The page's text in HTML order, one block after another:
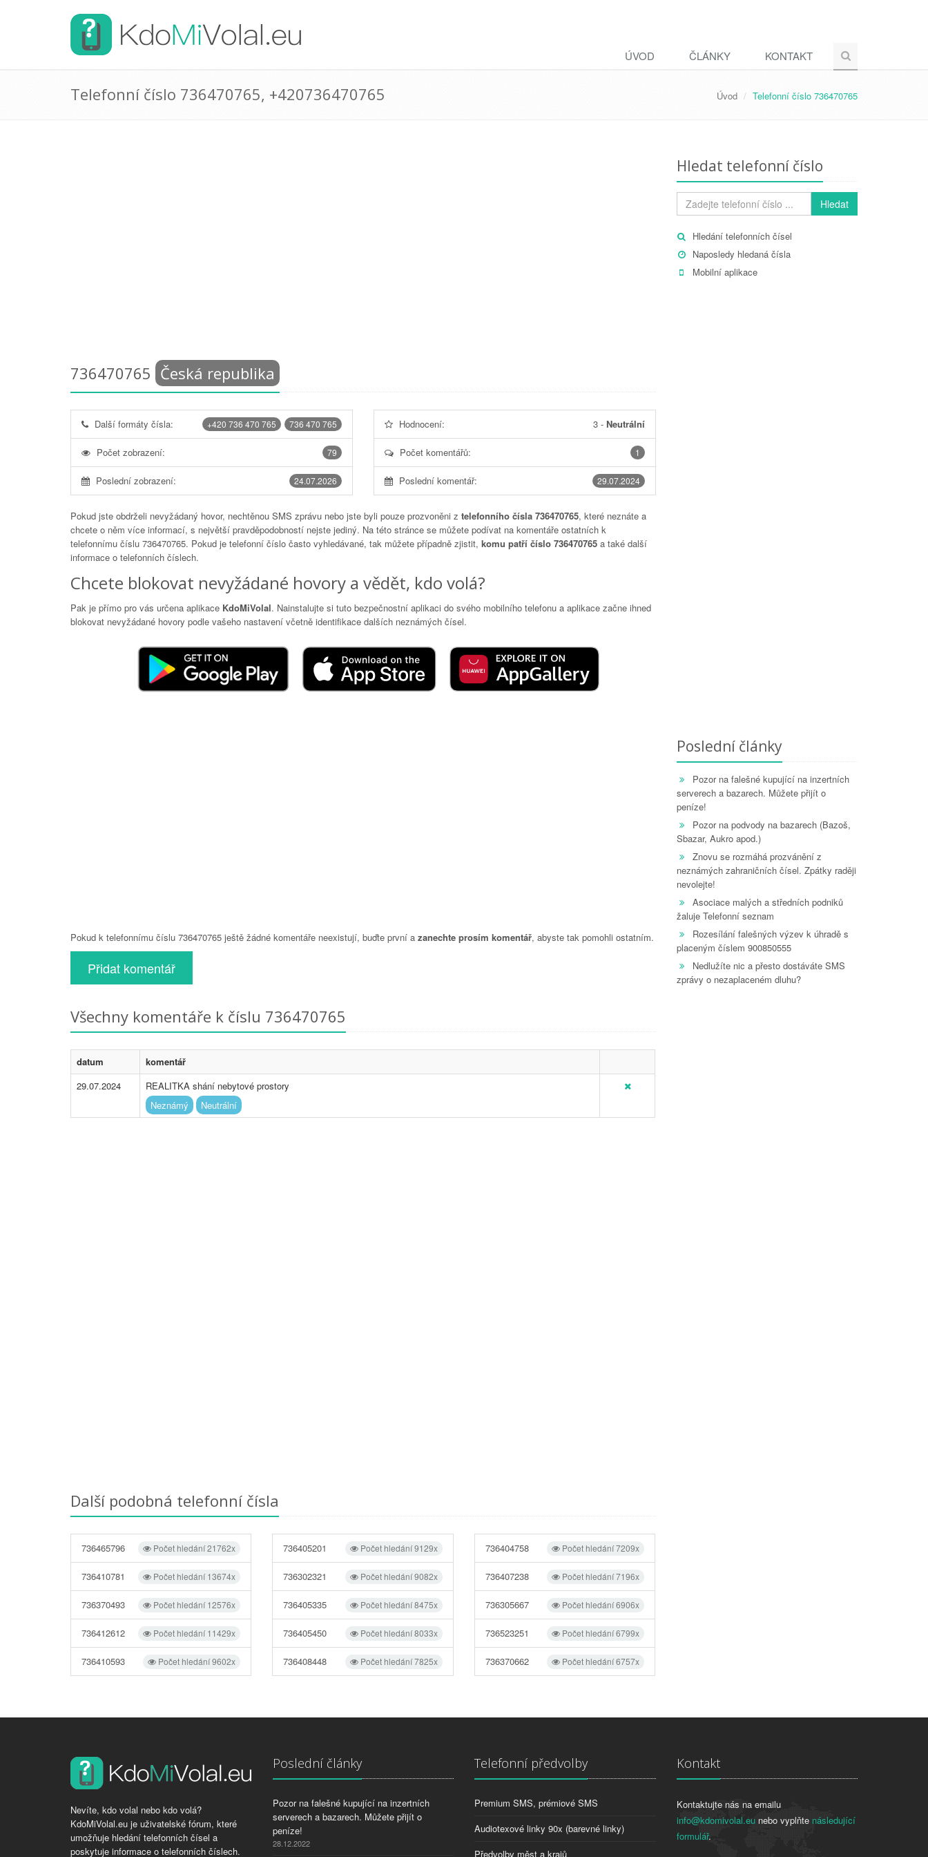
ÚVOD ČLÁNKY KONTAKT
Telefonní číslo 736470765, +420736470765 Úvod Telefonní číslo 736470765
736470765 Česká republika
736 470 765
+420 736 470 765
Další formáty čísla:
79
Počet zobrazení:
24.07.2026
Poslední zobrazení:
Hodnocení: 3- Neutrální
1
Počet komentářů:
29.07.2024
Poslední komentář:
Pokud jste obdrželi nevyžádaný hovor, nechtěnou SMS zprávu nebo jste byli pouze prozvoněni z telefonního čísla 736470765, které neznáte a
chcete o něm více informací, s největší pravděpodobností nejste jediný. Na této stránce se můžete podívat na komentáře ostatních k
telefonnímu číslu 736470765. Pokud je telefonní číslo často vyhledávané, tak můžete případně zjistit, komu patří číslo 736470765 a také další
informace o telefonních číslech.
Chcete blokovat nevyžádané hovory a vědět, kdo volá?
Pak je přímo pro vás určena aplikace KdoMiVolal. Nainstalujte si tuto bezpečnostní aplikaci do svého mobilního telefonu a aplikace začne ihned
blokovat nevyžádané hovory podle vašeho nastavení včetně identifikace dalších neznámých čísel.
Pokud k telefonnímu číslu 736470765 ještě žádné komentáře neexistují, buďte první a zanechte prosím komentář, abyste tak pomohli ostatním.
Přidat komentář
Všechny komentáře k číslu 736470765
datum
komentář
29.07.2024
REALITKA shání nebytové prostory
Neznámý
Neutrální
Další podobná telefonní čísla
Počet hledání 21762x
736465796
Počet hledání 13674x
736410781
Počet hledání 12576x
736370493
Počet hledání 11429x
736412612
Počet hledání 9602x
736410593
Počet hledání 9129x
736405201
Počet hledání 9082x
736302321
Počet hledání 8475x
736405335
Počet hledání 8033x
736405450
Počet hledání 7825x
736408448
Počet hledání 7209x
736404758
Počet hledání 7196x
736407238
Počet hledání 6906x
736305667
Počet hledání 6799x
736523251
Počet hledání 6757x
736370662
Hledat telefonní číslo
Hledat
Hledání telefonních čísel
Naposledy hledaná čísla
Mobilní aplikace
Poslední články
Pozor na falešné kupující na inzertních
serverech a bazarech. Můžete přijít o
peníze!
Pozor na podvody na bazarech (Bazoš,
Sbazar, Aukro apod.)
Znovu se rozmáhá prozvánění z
neznámých zahraničních čísel. Zpátky raději
nevolejte!
Asociace malých a středních podniků
žaluje Telefonní seznam
Rozesílání falešných výzev k úhradě s
placeným číslem 900850555
Nedlužíte nic a přesto dostáváte SMS
zprávy o nezaplaceném dluhu?
Nevíte, kdo volal nebo kdo volá?
KdoMiVolal.eu je uživatelské fórum, které
umožňuje hledání telefonních čísel a
poskytuje informace o telefonních číslech.
Poslední články
Pozor na falešné kupující na inzertních
serverech a bazarech. Můžete přijít o
peníze!
28.12.2022
Telefonní předvolby
Premium SMS, prémiové SMS
Audiotexové linky 90x (barevné linky)
Předvolby měst a krajů
Kontakt
Kontaktujte nás na emailu
info@kdomivolal.eunebo vyplňte následující
formulář.